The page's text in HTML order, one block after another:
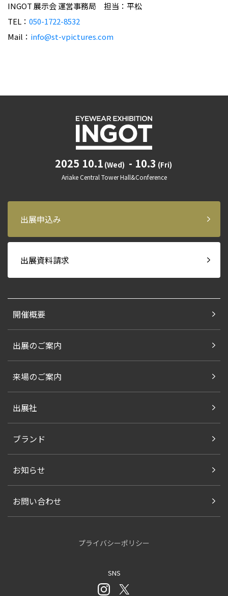
INGOT 展示会 運営事務局 担当：平松
TEL： 050-1722-8532
Mail： info@st-vpictures.com
2025 10.1 (Wed) - 10.3 (Fri)
Ariake Central Tower Hall&Conference
出展申込み
出展資料請求
開催概要
出展のご案内
来場のご案内
出展社
ブランド
お知らせ
お問い合わせ
プライバシーポリシー
SNS